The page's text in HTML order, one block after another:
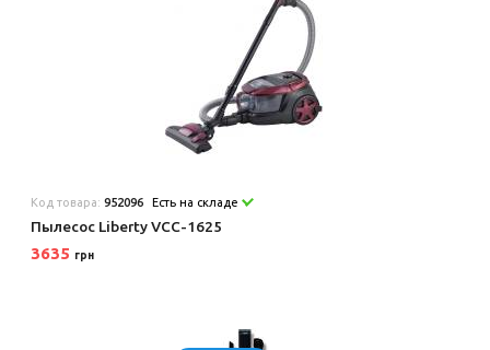
Код товара:952096 Есть на складе
Пылесос Liberty VCC-1625
3635 грн